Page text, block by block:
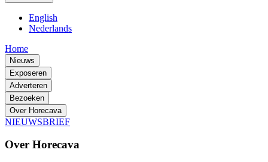
English
Nederlands
Home
Nieuws
Exposeren
Adverteren
Bezoeken
Over Horecava
NIEUWSBRIEF
Over Horecava